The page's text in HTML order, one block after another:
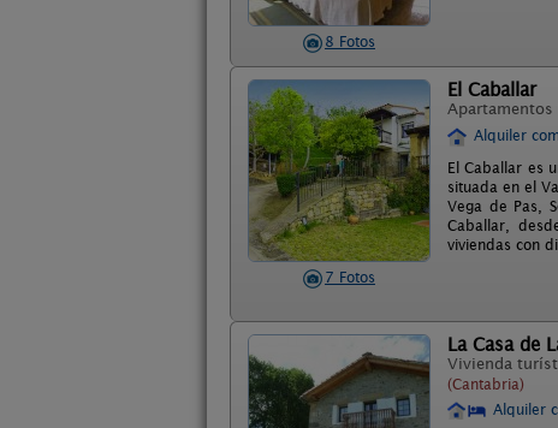
8 Fotos
7 Fotos
El Caballar
Apartamentos
Alquiler
El Caballar es
situada en el
Vega de Pas,
Caballar,
viviendas con
La Casa de
Vivienda
(Cantabria)
Alquiler